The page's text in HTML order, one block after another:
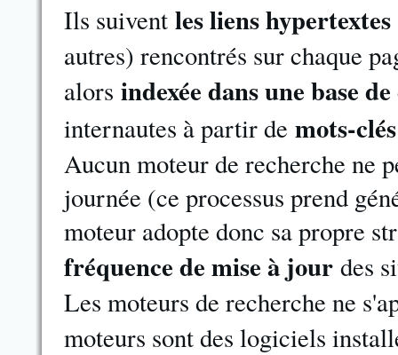
Ils suivent les liens hypertextes
autres) rencontrés sur chaque
alors indexée dans une base
internautes à partir de mots-clés
Aucun moteur de recherche ne
journée (ce processus prend
moteur adopte donc sa propre
fréquence de mise à jour des
Les moteurs de recherche ne
moteurs sont des logiciels